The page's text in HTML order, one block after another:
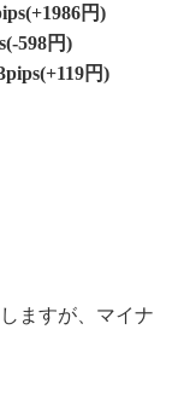
円)
598円)
円)
ますが、マイナ